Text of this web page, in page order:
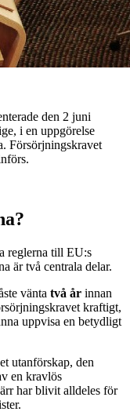
den 2 juni
i en uppgörelse
Försörjningskravet
reglerna till EU:s
är två centrala delar.
vänta två år innan
kraftigt,
uppvisa en betydligt
utanförskap, den
en kravlös
har blivit alldeles för